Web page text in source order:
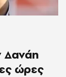
Δανάη
ώρες